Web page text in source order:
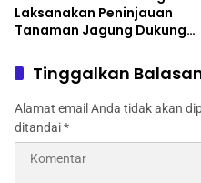
Laksanakan Peninjauan
Tanaman Jagung Dukung
Pangan
Tinggalkan
Alamat email Anda tidak akan
ditandai*